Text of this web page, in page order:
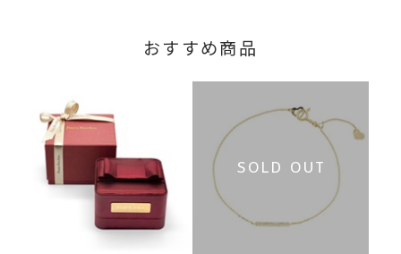
おすすめ商品
SOLD OUT